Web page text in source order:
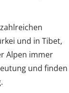
und in Tibet,
Alpen immer
und finden